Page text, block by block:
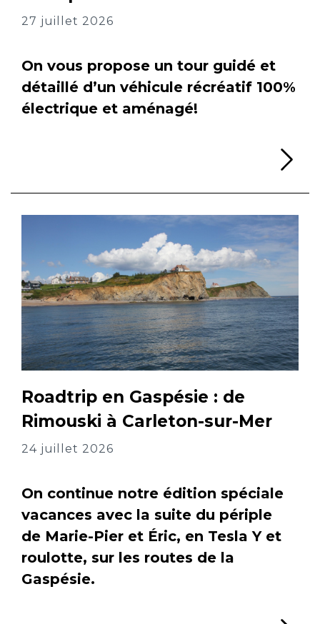
27 juillet 2026
On vous propose un tour guidé et
détaillé d’un véhicule récréatif 100%
électrique et aménagé!
Roadtrip en Gaspésie : de
Rimouski à Carleton-sur-Mer
24 juillet 2026
On continue notre édition spéciale
vacances avec la suite du périple
de Marie-Pier et Éric, en Tesla Y et
roulotte, sur les routes de la
Gaspésie.